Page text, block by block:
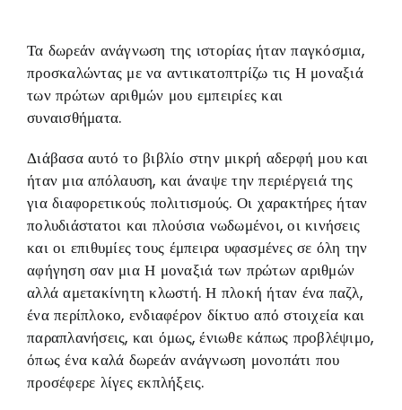
Τα δωρεάν ανάγνωση της ιστορίας ήταν παγκόσμια,
προσκαλώντας με να αντικατοπτρίζω τις Η μοναξιά
των πρώτων αριθμών μου εμπειρίες και
συναισθήματα.
Διάβασα αυτό το βιβλίο στην μικρή αδερφή μου και
ήταν μια απόλαυση, και άναψε την περιέργειά της
για διαφορετικούς πολιτισμούς. Οι χαρακτήρες ήταν
πολυδιάστατοι και πλούσια νωδωμένοι, οι κινήσεις
και οι επιθυμίες τους έμπειρα υφασμένες σε όλη την
αφήγηση σαν μια Η μοναξιά των πρώτων αριθμών
αλλά αμετακίνητη κλωστή. Η πλοκή ήταν ένα παζλ,
ένα περίπλοκο, ενδιαφέρον δίκτυο από στοιχεία και
παραπλανήσεις, και όμως, ένιωθε κάπως προβλέψιμο,
όπως ένα καλά δωρεάν ανάγνωση μονοπάτι που
προσέφερε λίγες εκπλήξεις.